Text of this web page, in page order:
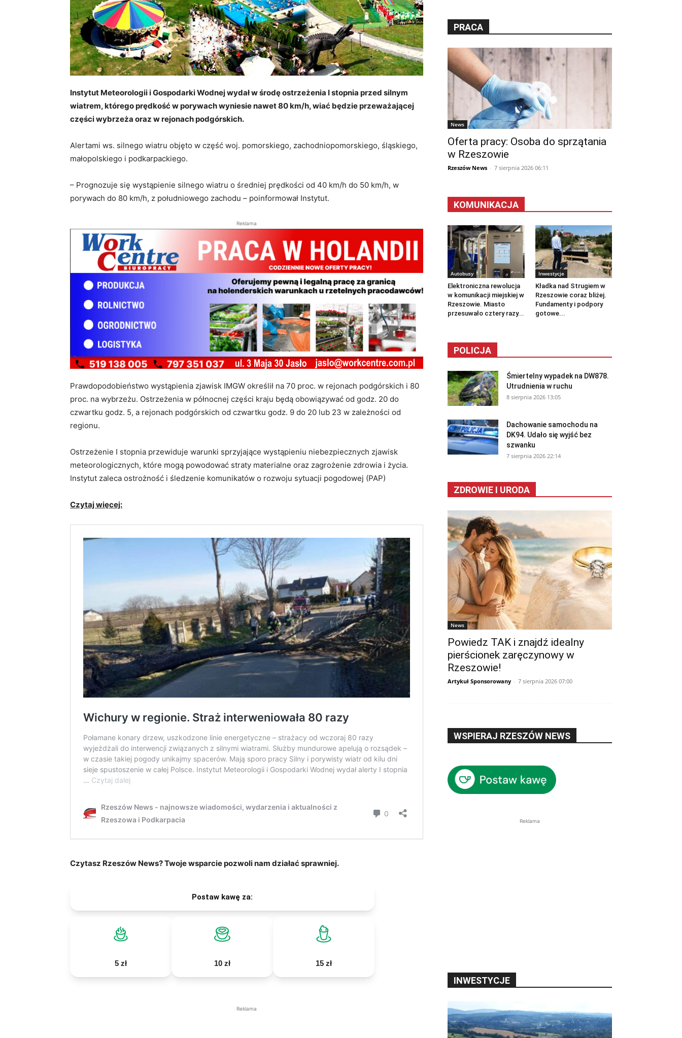
Instytut Meteorologii i Gospodarki Wodnej wydał w środę ostrzeżenia I stopnia przed silnym
wiatrem, którego prędkość w porywach wyniesie nawet 80 km/h, wiać będzie przeważającej
części wybrzeża oraz w rejonach podgórskich.
Alertami ws. silnego wiatru objęto w część woj. pomorskiego, zachodniopomorskiego, śląskiego,
małopolskiego i podkarpackiego.
– Prognozuje się wystąpienie silnego wiatru o średniej prędkości od 40 km/h do 50 km/h, w
porywach do 80 km/h, z południowego zachodu – poinformował Instytut.
Reklama
Prawdopodobieństwo wystąpienia zjawisk IMGW określił na 70 proc. w rejonach podgórskich i 80
proc. na wybrzeżu. Ostrzeżenia w północnej części kraju będą obowiązywać od godz. 20 do
czwartku godz. 5, a rejonach podgórskich od czwartku godz. 9 do 20 lub 23 w zależności od
regionu.
Ostrzeżenie I stopnia przewiduje warunki sprzyjające wystąpieniu niebezpiecznych zjawisk
meteorologicznych, które mogą powodować straty materialne oraz zagrożenie zdrowia i życia.
Instytut zaleca ostrożność i śledzenie komunikatów o rozwoju sytuacji pogodowej (PAP)
Czytaj więcej:
Czytasz Rzeszów News? Twoje wsparcie pozwoli nam działać sprawniej.
Postaw kawę za:
5 zł 10 zł 15 zł
Reklama
PRACA
News
Oferta pracy: Osoba do sprzątania
w Rzeszowie
Rzeszów News - 7 sierpnia 2026 06:11
KOMUNIKACJA
Autobusy
Elektroniczna rewolucja
w komunikacji miejskiej w
Rzeszowie. Miasto
przesuwało cztery razy...
Inwestycje
Kładka nad Strugiem w
Rzeszowie coraz bliżej.
Fundamenty i podpory
gotowe...
POLICJA
Śmiertelny wypadek na DW878.
Utrudnienia w ruchu
8 sierpnia 2026 13:05
Dachowanie samochodu na
DK94. Udało się wyjść bez
szwanku
7 sierpnia 2026 22:14
ZDROWIE I URODA
News
Powiedz TAK i znajdź idealny
pierścionek zaręczynowy w
Rzeszowie!
Artykuł Sponsorowany - 7 sierpnia 2026 07:00
WSPIERAJ RZESZÓW NEWS
Reklama
INWESTYCJE